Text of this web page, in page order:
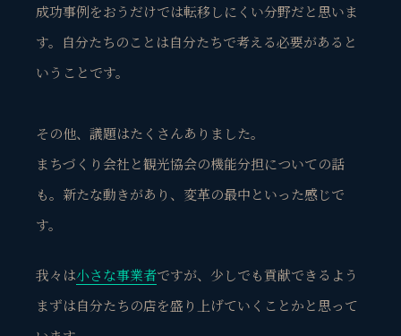
成功事例をおうだけでは転移しにくい分野だと思いま
す。自分たちのことは自分たちで考える必要があると
いうことです。
その他、議題はたくさんありました。
まちづくり会社と観光協会の機能分担についての話
も。新たな動きがあり、変革の最中といった感じで
す。
我々は小さな事業者ですが、少しでも貢献できるよう
まずは自分たちの店を盛り上げていくことかと思って